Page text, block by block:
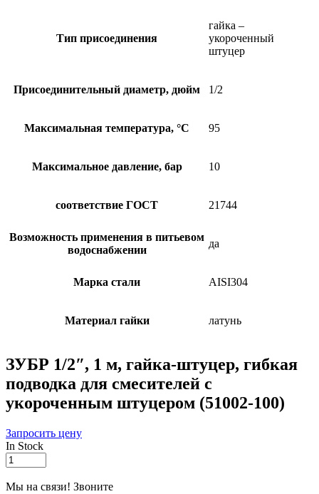
Тип присоединения
гайка –
укороченный
штуцер
Присоединительный диаметр, дюйм 1/2
Максимальная температура, °C 95
Максимальное давление, бар 10
соответствие ГОСТ 21744
Возможность применения в питьевом
водоснабжении
да
Марка стали AISI304
Материал гайки латунь
ЗУБР 1/2″, 1 м, гайка-штуцер, гибкая
подводка для смесителей с
укороченным штуцером (51002-100)
Запросить цену
In Stock
ЗУБР
1/2″,
1
Мы на связи! Звоните